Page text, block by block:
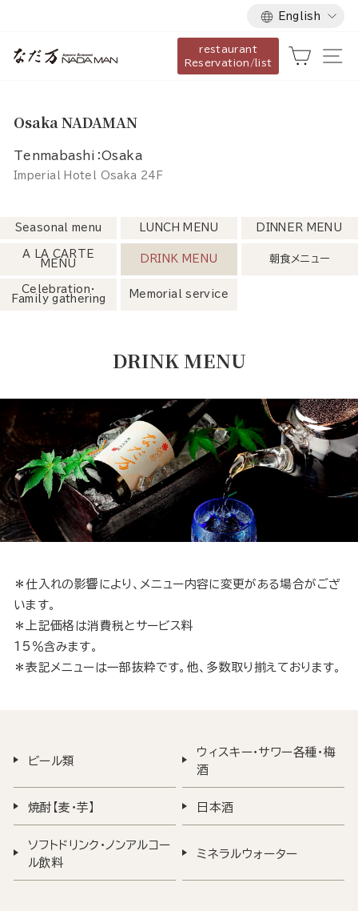
content
Language
English
restaurant
Reservation/list
Cart
Osaka NADAMAN
Tenmabashi：Osaka
Imperial Hotel Osaka 24F
Seasonal menu LUNCH MENU DINNER MENU
A LA CARTE
MENU
DRINK MENU 朝食メニュー
Celebration・
Family gathering
Memorial service
DRINK MENU
＊仕入れの影響により、メニュー内容に変更がある場合がござ
います。
＊上記価格は消費税とサービス料
15％含みます。
＊表記メニューは一部抜粋です。他、多数取り揃えております。
ビール類
ウィスキー・サワー各種・梅
酒
焼酎【麦・芋】 日本酒
ソフトドリンク・ノンアルコー
ル飲料
ミネラルウォーター